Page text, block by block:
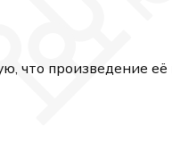
что произведение